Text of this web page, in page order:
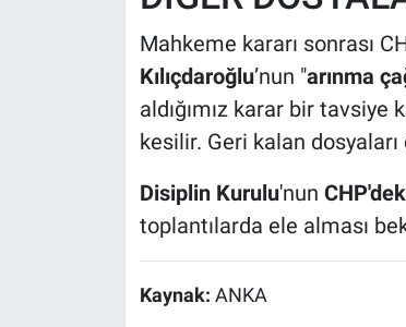
Mahkeme kararı sonrası
Kılıçdaroğlu’nun "arınma
aldığımız karar bir tavsiye
kesilir. Geri kalan
Disiplin Kurulu'nun
toplantılarda ele alması
Kaynak: ANKA